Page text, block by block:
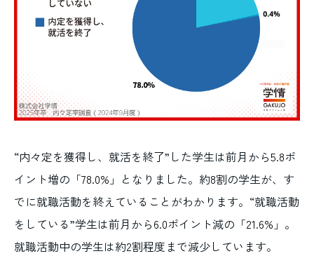
“内々定を獲得し、就活を終了”した学生は前月から5.8ポ
イント増の「78.0% 」となりました。約8割の学生が、す
でに就職活動を終えていることがわかります。“就職活動
をしている”学生は前月から6.0ポイント減の「21.6% 」。
就職活動中の学生は約2割程度まで減少しています。